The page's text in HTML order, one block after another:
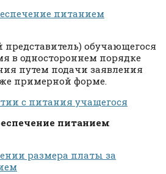
питанием
обучающегося
в одностороннем порядке
путем подачи заявления
примерной форме.
с питания учащегося
питанием
размера платы за